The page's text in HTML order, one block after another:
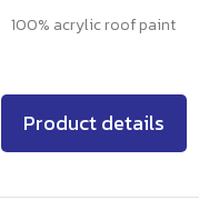
100% acrylic roof paint
Product details